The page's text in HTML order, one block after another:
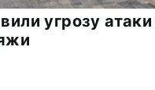
угрозу